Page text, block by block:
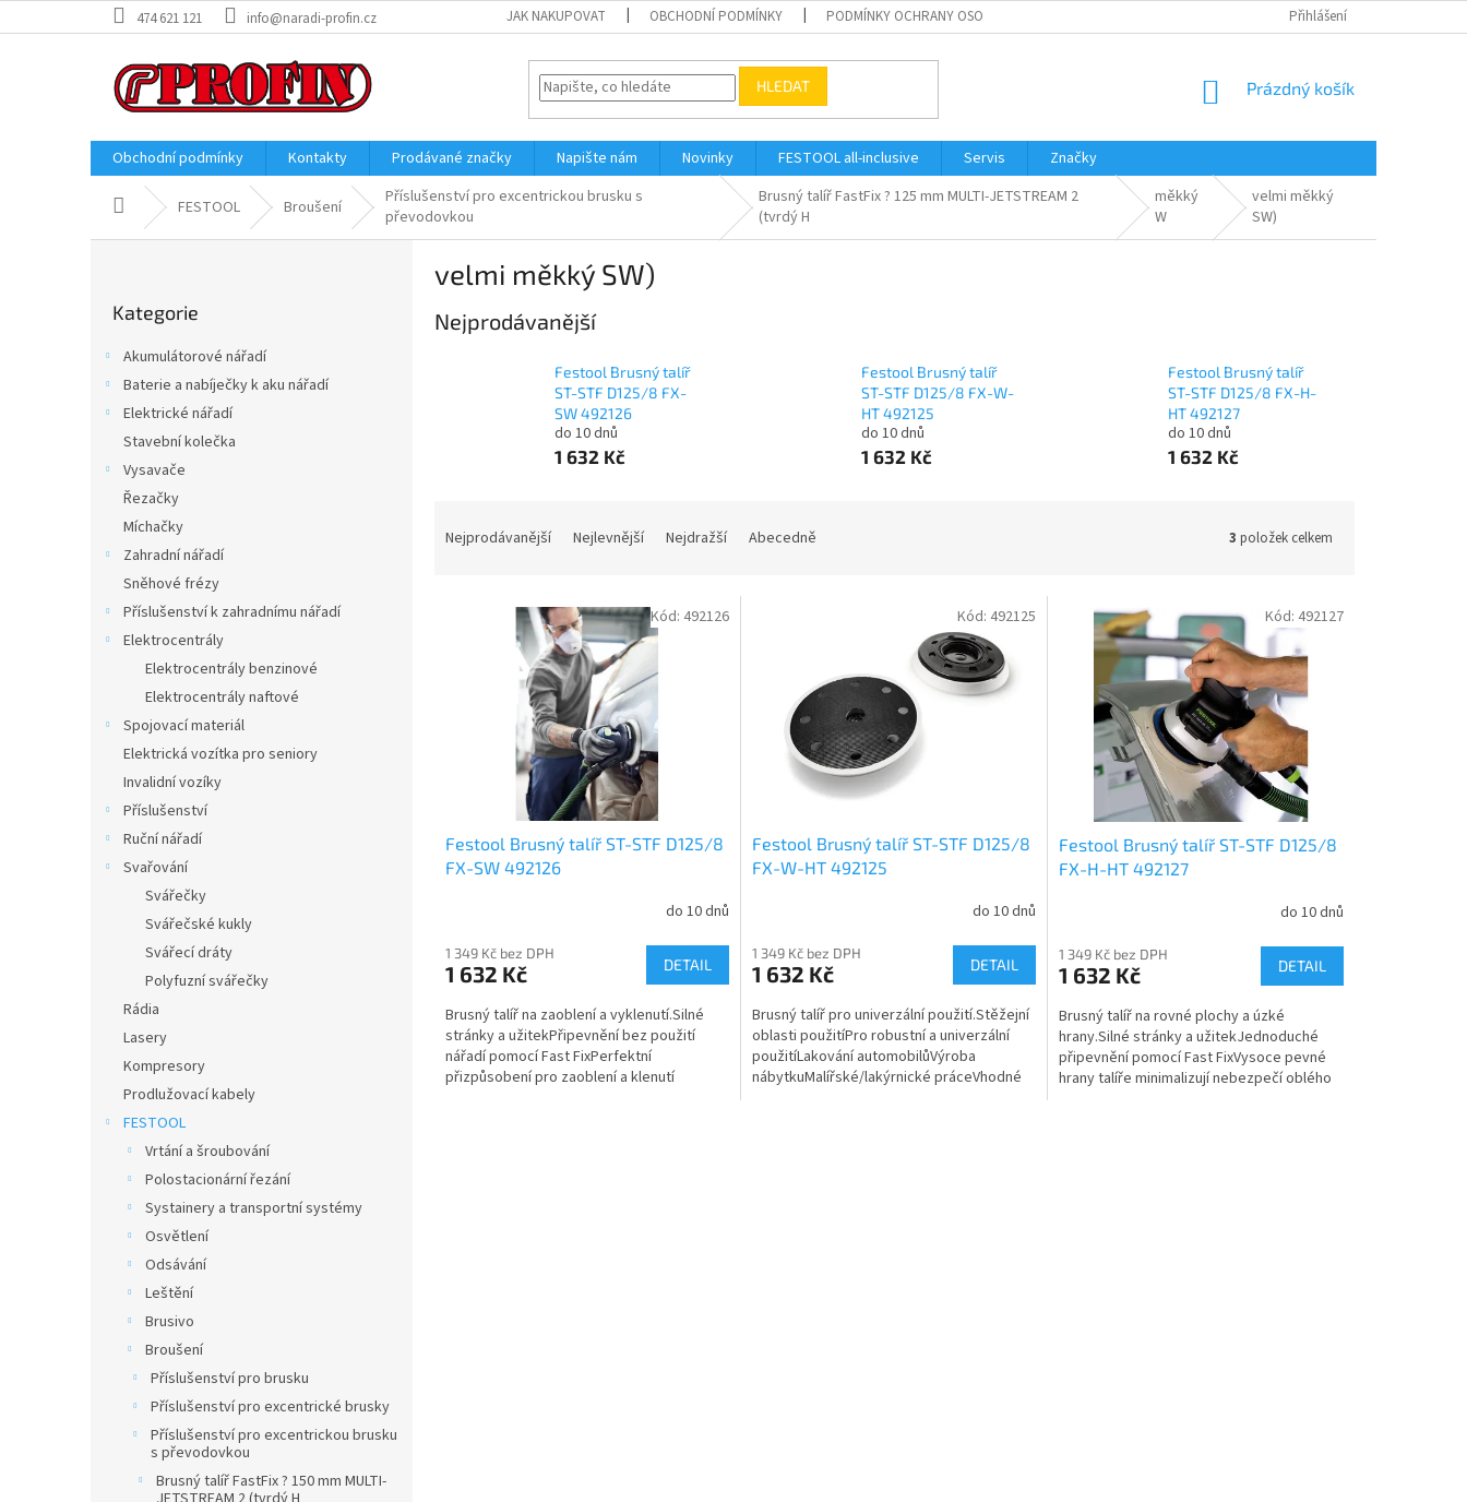
na
474 621 121 info@naradi-profin.cz JAK NAKUPOVAT OBCHODNÍ PODMÍNKY PODMÍNKY OCHRANY OSOBNÍCH ÚDAJŮ Přihlášení
HLEDAT
NÁKUPNÍ
Prázdný košík
Obchodní podmínky Kontakty Prodávané značky Napište nám Novinky FESTOOL all-inclusive Servis Značky
Domů FESTOOL Broušení
Příslušenství pro excentrickou brusku s
převodovkou
Brusný talíř FastFix ? 125 mm MULTI-JETSTREAM 2
(tvrdý H
měkký
W
velmi měkký
SW)
kategorie
Kategorie
Akumulátorové nářadí
Baterie a nabíječky k aku nářadí
Elektrické nářadí
Stavební kolečka
Vysavače
Řezačky
Míchačky
Zahradní nářadí
Sněhové frézy
Příslušenství k zahradnímu nářadí
Elektrocentrály
Elektrocentrály benzinové
Elektrocentrály naftové
Spojovací materiál
Elektrická vozítka pro seniory
Invalidní vozíky
Příslušenství
Ruční nářadí
Svařování
Svářečky
Svářečské kukly
Svářecí dráty
Polyfuzní svářečky
Rádia
Lasery
Kompresory
Prodlužovací kabely
FESTOOL
Vrtání a šroubování
Polostacionární řezání
Systainery a transportní systémy
Osvětlení
Odsávání
Leštění
Brusivo
Broušení
Příslušenství pro brusku
Příslušenství pro excentrické brusky
Příslušenství pro excentrickou brusku
s převodovkou
Brusný talíř FastFix ? 150 mm MULTI-
velmi měkký SW)
Nejprodávanější
Festool Brusný talíř
ST-STF D125/8 FX-
SW 492126
do 10 dnů
1 632 Kč
Festool Brusný talíř
ST-STF D125/8 FX-W-
HT 492125
do 10 dnů
1 632 Kč
Festool Brusný talíř
ST-STF D125/8 FX-H-
HT 492127
do 10 dnů
1 632 Kč
Nejprodávanější Nejlevnější Nejdražší Abecedně 3 položek celkem
Festool Brusný talíř ST-STF D125/8
FX-SW 492126
do 10 dnů
1 349 Kč bez DPH
1 632 Kč DETAIL
Brusný talíř na zaoblení a vyklenutí.Silné
stránky a užitekPřipevnění bez použití
nářadí pomocí Fast FixPerfektní
přizpůsobení pro zaoblení a klenutí
Kód: 492126
Festool Brusný talíř ST-STF D125/8
FX-W-HT 492125
do 10 dnů
1 349 Kč bez DPH
1 632 Kč DETAIL
Brusný talíř pro univerzální použití.Stěžejní
oblasti použitíPro robustní a univerzální
použitíLakování automobilůVýroba
nábytkuMalířské/lakýrnické práceVhodné
Kód: 492125
Festool Brusný talíř ST-STF D125/8
FX-H-HT 492127
do 10 dnů
1 349 Kč bez DPH
1 632 Kč DETAIL
Brusný talíř na rovné plochy a úzké
hrany.Silné stránky a užitekJednoduché
připevnění pomocí Fast FixVysoce pevné
hrany talíře minimalizují nebezpečí oblého
Kód: 492127